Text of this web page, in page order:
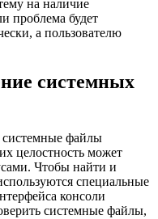
на наличие
проблема будет
а пользователю
системных
системные файлы
целостность может
Чтобы найти и
специальные
консоли
системные файлы,